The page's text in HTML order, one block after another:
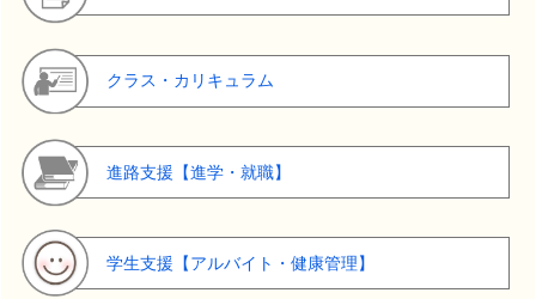
クラス・カリキュラム
進路支援【進学・就職】
学生支援【アルバイト・健康管理】